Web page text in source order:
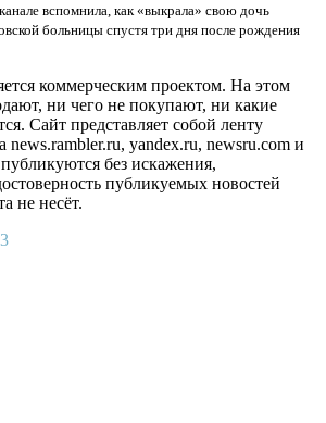
вспомнила, как «выкрала» свою дочь
больницы спустя три дня после рождения
коммерческим проектом. На этом
ни чего не покупают, ни какие
Сайт представляет собой ленту
news.rambler.ru, yandex.ru, newsru.com и
без искажения,
публикуемых новостей
не несёт.